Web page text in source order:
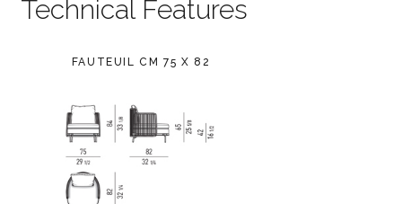
Technical Features
FAUTEUIL CM 75 X 82